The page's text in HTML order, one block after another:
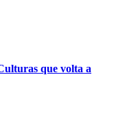
que volta a